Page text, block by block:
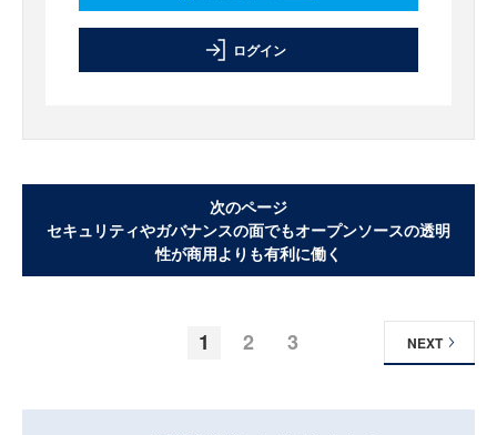
ログイン
次のページ
セキュリティやガバナンスの面でもオープンソースの透明
性が商用よりも有利に働く
1 2 3 NEXT